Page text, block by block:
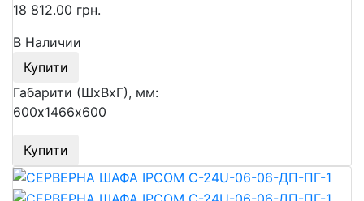
18 812.00 грн.
В Наличии
Купити
Габарити (ШхВхГ), мм:
600х1466х600
Купити